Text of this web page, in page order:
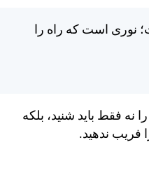
نوری است كه راه را
نه فقط بايد شنيد، بلكه
فريب ندهيد.